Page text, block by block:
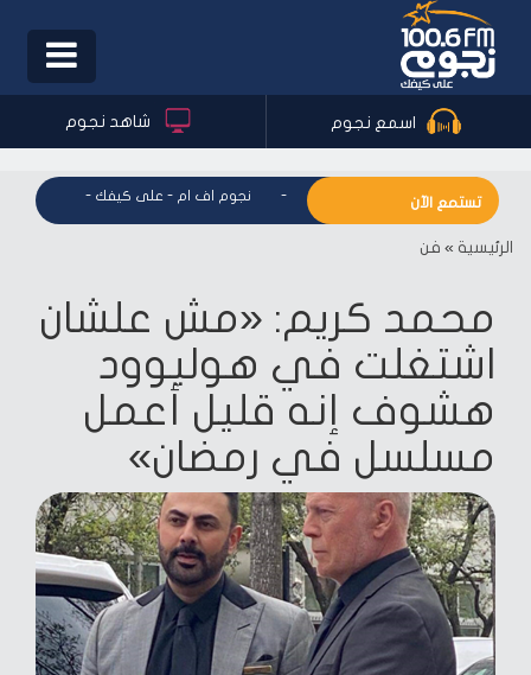
Toggle
اسمع نجوم شاهد نجوم
تستمع الآن
نجوم اف ام - على كيفك - نجوم اف ام - على كيفك نجوم اف
الرئيسية » فن
محمد كريم: «مش علشان
اشتغلت في هوليوود
هشوف إنه قليل أعمل
مسلسل في رمضان»